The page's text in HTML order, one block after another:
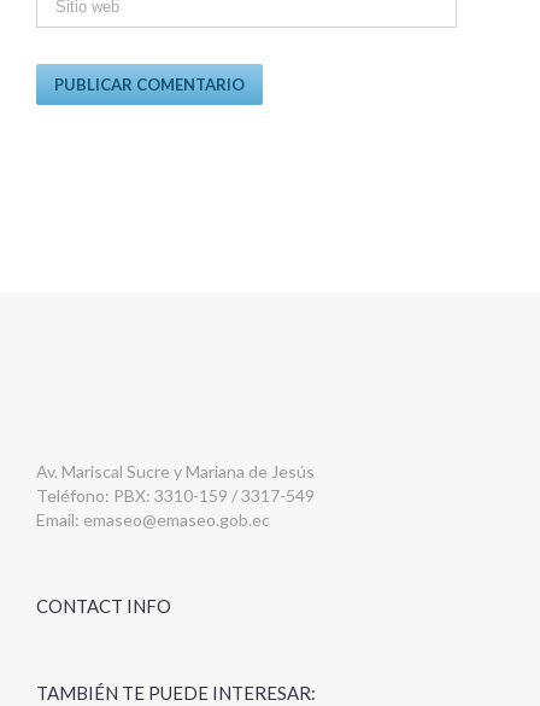
Av. Mariscal Sucre y Mariana de Jesús
Teléfono: PBX: 3310-159 / 3317-549
Email: emaseo@emaseo.gob.ec
CONTACT INFO
TAMBIÉN TE PUEDE INTERESAR: